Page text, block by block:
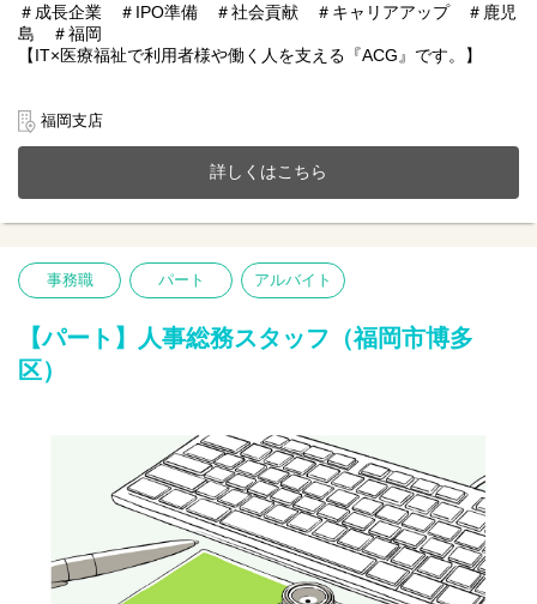
＃成長企業 ＃IPO準備 ＃社会貢献 ＃キャリアアップ ＃鹿児
島 ＃福岡
【IT×医療福祉で利用者様や働く人を支える『ACG』です。】
業、施設紹介事業またシステムアプリ開発などIT事業を展開。
今までのご経験やスキルを当社で発揮して頂ける方を募集してい
【仕事内容】
外国人従業員が安心・円滑に働けるよう、入国前から在籍中、退
せします。
〇行政・各種機関への申請・届出業務
〇特定技能協議会への入会証明書申請・発行業務
〇在留資格（ビザ）関連の管理
〇生活・入退社サポート(引っ越し支援や相談)等
スケジュール管理がしっかりでき、正確にタスクを進められる方
外国人従業員に対して、思いやりを持って丁寧なコミュニケーシ
ョンが取れる方
※語学力（英語や現地語）は必須ではありません。日本語での書
類作成や社内コミュニケーションが中心となります。
福岡支店
詳しくはこちら
事務職 パート アルバイト
【パート】人事総務スタッフ（福岡市博多
区）